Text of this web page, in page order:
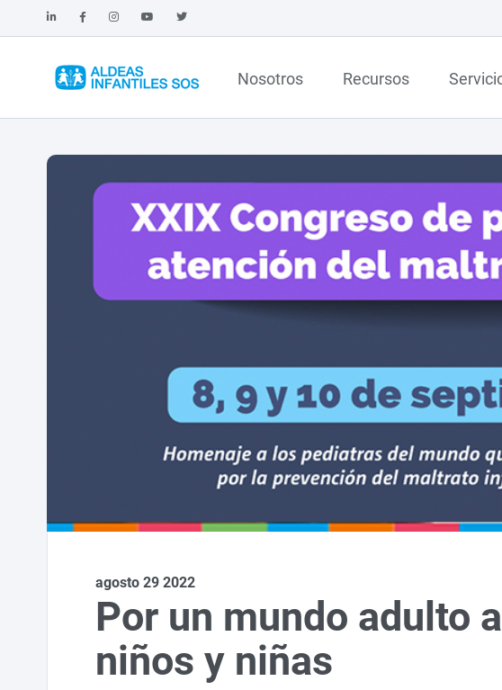
Nosotros Recursos
agosto 29 2022
Por un mundo adulto
niños y niñas